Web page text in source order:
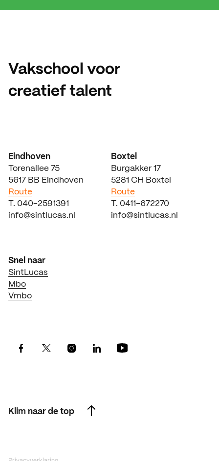
Vakschool voor
creatief talent
Klim naar de top
Eindhoven
Torenallee 75
5617 BB Eindhoven
Route
T. 040-2591391
info@sintlucas.nl
Boxtel
Burgakker 17
5281 CH Boxtel
Route
T. 0411-672270
info@sintlucas.nl
Snel naar
SintLucas
Mbo
Vmbo